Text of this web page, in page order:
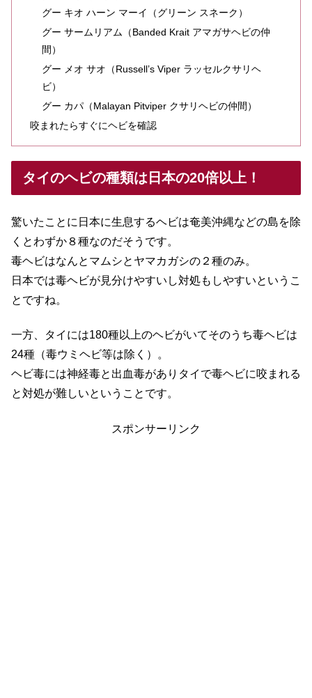
グー キオ ハーン マーイ（グリーン スネーク）
グー サームリアム（Banded Krait アマガサヘビの仲
間）
グー メオ サオ（Russell’s Viper ラッセルクサリヘ
ビ）
グー カパ（Malayan Pitviper クサリヘビの仲間）
咬まれたらすぐにヘビを確認
タイのヘビの種類は日本の20倍以上！
驚いたことに日本に生息するヘビは奄美沖縄などの島を除
くとわずか８種なのだそうです。
毒ヘビはなんとマムシとヤマカガシの２種のみ。
日本では毒ヘビが見分けやすいし対処もしやすいというこ
とですね。
一方、タイには180種以上のヘビがいてそのうち毒ヘビは
24種（毒ウミヘビ等は除く）。
ヘビ毒には神経毒と出血毒がありタイで毒ヘビに咬まれる
と対処が難しいということです。
スポンサーリンク